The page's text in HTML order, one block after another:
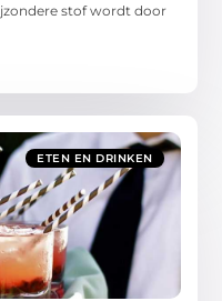
stof wordt door
ETEN EN DRINKEN